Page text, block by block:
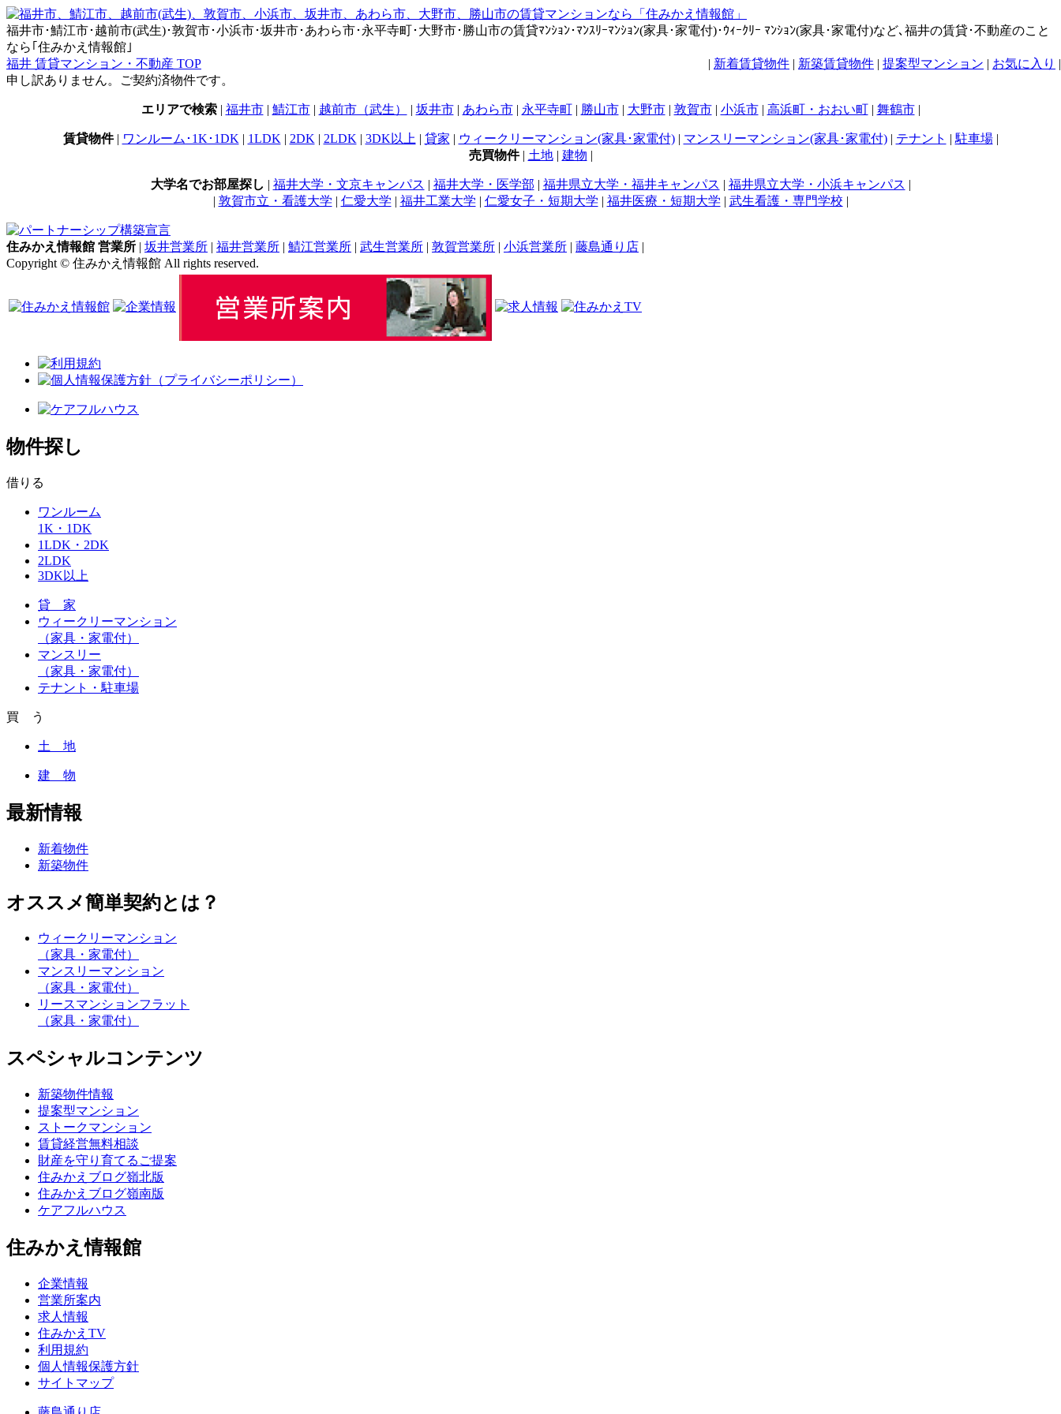
福井市･鯖江市･越前市(武生)･敦賀市･小浜市･坂井市･あわら市･永平寺町･大野市･勝山市の賃貸ﾏﾝｼｮﾝ･ﾏﾝｽﾘｰﾏﾝｼｮﾝ(家具･家電付)･ｳｨｰｸﾘｰ ﾏﾝｼｮﾝ(家具･家電付)など､福井の賃貸･不動産のこと
なら｢住みかえ情報館｣
| 新着賃貸物件 | 新築賃貸物件 | 提案型マンション | お気に入り |
福井 賃貸マンション・不動産 TOP
申し訳ありません。ご契約済物件です。
エリアで検索| 福井市| 鯖江市| 越前市（武生） | 坂井市| あわら市| 永平寺町| 勝山市| 大野市| 敦賀市| 小浜市| 高浜町・おおい町| 舞鶴市|
賃貸物件| ワンルーム･1K･1DK | 1LDK | 2DK | 2LDK | 3DK以上 | 貸家 | ウィークリーマンション(家具･家電付)| マンスリーマンション(家具･家電付)| テナント | 駐車場|
売買物件| 土地| 建物 |
大学名でお部屋探し | 福井大学・文京キャンパス | 福井大学・医学部 | 福井県立大学・福井キャンパス | 福井県立大学・小浜キャンパス |
| 敦賀市立・看護大学 | 仁愛大学 | 福井工業大学 | 仁愛女子・短期大学 | 福井医療・短期大学 | 武生看護・専門学校 |
住みかえ情報館 営業所 | 坂井営業所 | 福井営業所 | 鯖江営業所 | 武生営業所 | 敦賀営業所 | 小浜営業所 | 藤島通り店 |
Copyright © 住みかえ情報館 All rights reserved.
物件探し
借りる
ワンルーム
1K・1DK
1LDK・2DK
2LDK
3DK以上
貸 家
ウィークリーマンション
（家具・家電付）
マンスリー
（家具・家電付）
テナント・駐車場
買 う
土 地
建 物
最新情報
新着物件
新築物件
オススメ簡単契約とは？
ウィークリーマンション
（家具・家電付）
マンスリーマンション
（家具・家電付）
リースマンションフラット
（家具・家電付）
スペシャルコンテンツ
新築物件情報
提案型マンション
ストークマンション
賃貸経営無料相談
財産を守り育てるご提案
住みかえブログ嶺北版
住みかえブログ嶺南版
ケアフルハウス
住みかえ情報館
企業情報
営業所案内
求人情報
住みかえTV
利用規約
個人情報保護方針
サイトマップ